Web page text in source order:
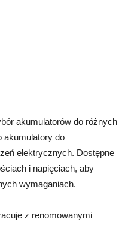
akumulatorów do różnych
akumulatory do
elektrycznych. Dostępne
i napięciach, aby
wymaganiach.
z renomowanymi